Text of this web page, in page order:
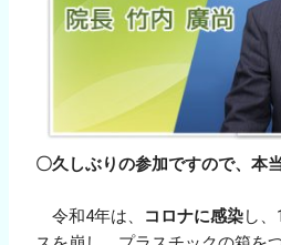
〇久しぶりの参加ですので、本
令和4年は、 コロナに感染し